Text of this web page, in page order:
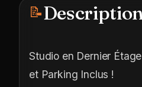
📝
Studio en Dernier
et Parking Inclus !